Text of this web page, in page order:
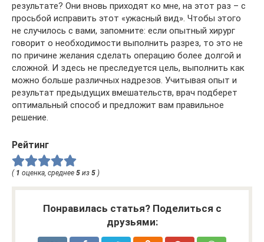
результате? Они вновь приходят ко мне, на этот раз – с
просьбой исправить этот «ужасный вид». Чтобы этого
не случилось с вами, запомните: если опытный хирург
говорит о необходимости выполнить разрез, то это не
по причине желания сделать операцию более долгой и
сложной. И здесь не преследуется цель, выполнить как
можно больше различных надрезов. Учитывая опыт и
результат предыдущих вмешательств, врач подберет
оптимальный способ и предложит вам правильное
решение.
Рейтинг
( 1 оценка, среднее 5 из 5 )
Понравилась статья? Поделиться с
друзьями: